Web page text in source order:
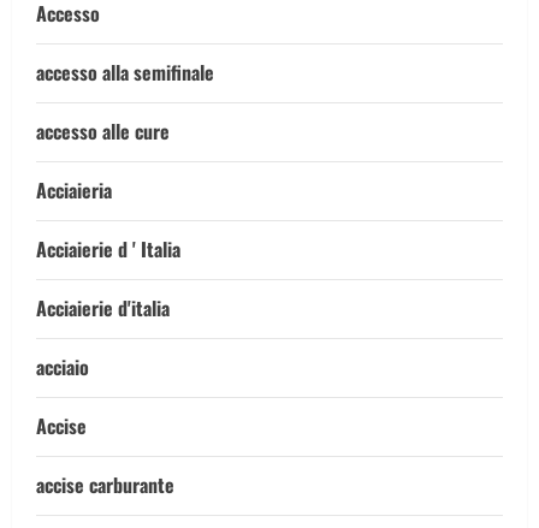
Accesso
accesso alla semifinale
accesso alle cure
Acciaieria
Acciaierie d ' Italia
Acciaierie d'italia
acciaio
Accise
accise carburante